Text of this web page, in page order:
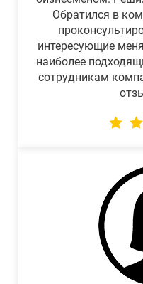
Обратился в
интересующие
наиболее
сотрудникам